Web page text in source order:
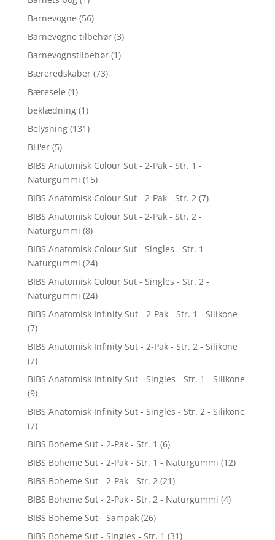
Barnevogne (56)
Barnevogne tilbehør (3)
Barnevognstilbehør (1)
Bæreredskaber (73)
Bæresele (1)
beklædning (1)
Belysning (131)
BH'er (5)
BIBS Anatomisk Colour Sut - 2-Pak - Str. 1 -
Naturgummi (15)
BIBS Anatomisk Colour Sut - 2-Pak - Str. 2 (7)
BIBS Anatomisk Colour Sut - 2-Pak - Str. 2 -
Naturgummi (8)
BIBS Anatomisk Colour Sut - Singles - Str. 1 -
Naturgummi (24)
BIBS Anatomisk Colour Sut - Singles - Str. 2 -
Naturgummi (24)
BIBS Anatomisk Infinity Sut - 2-Pak - Str. 1 - Silikone
(7)
BIBS Anatomisk Infinity Sut - 2-Pak - Str. 2 - Silikone
(7)
BIBS Anatomisk Infinity Sut - Singles - Str. 1 - Silikone
(9)
BIBS Anatomisk Infinity Sut - Singles - Str. 2 - Silikone
(7)
BIBS Boheme Sut - 2-Pak - Str. 1 (6)
BIBS Boheme Sut - 2-Pak - Str. 1 - Naturgummi (12)
BIBS Boheme Sut - 2-Pak - Str. 2 (21)
BIBS Boheme Sut - 2-Pak - Str. 2 - Naturgummi (4)
BIBS Boheme Sut - Sampak (26)
BIBS Boheme Sut - Singles - Str. 1 (31)